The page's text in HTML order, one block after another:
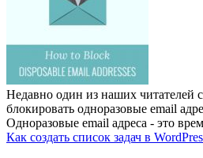
Недавно один из наших читателей
блокировать одноразовые email
Одноразовые email адреса - это
Как создать список задач в